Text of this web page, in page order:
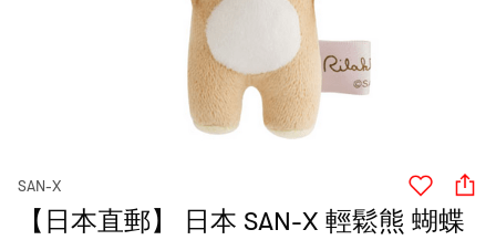
SAN-X
【日本直郵】 日本 SAN-X 輕鬆熊 蝴蝶